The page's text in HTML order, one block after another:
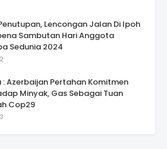
Lencongan Jalan Di Ipoh
Sambutan Hari Anggota
Sedunia 2024
: Azerbaijan Pertahan Komitmen
Minyak, Gas Sebagai Tuan
Cop29